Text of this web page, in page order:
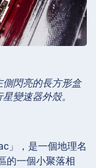
閃亮的長方形盒
變速器外殼。
」，是一個地理名
的一個小聚落相